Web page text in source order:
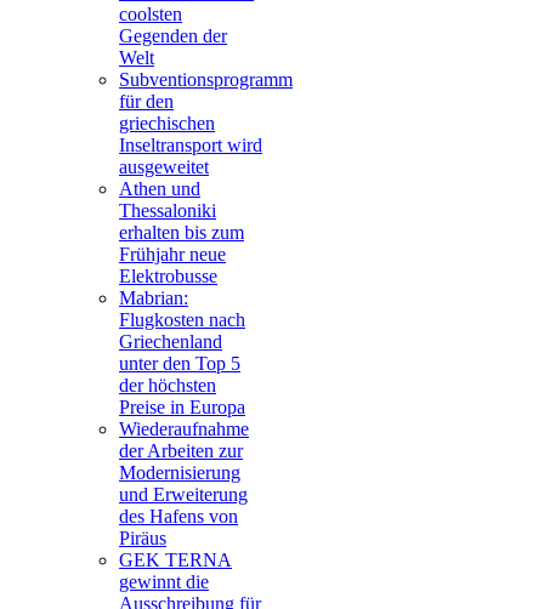
coolsten
Gegenden der
Welt
Subventionsprogramm
für den
griechischen
Inseltransport wird
ausgeweitet
Athen und
Thessaloniki
erhalten bis zum
Frühjahr neue
Elektrobusse
Mabrian:
Flugkosten nach
Griechenland
unter den Top 5
der höchsten
Preise in Europa
Wiederaufnahme
der Arbeiten zur
Modernisierung
und Erweiterung
des Hafens von
Piräus
GEK TERNA
gewinnt die
Ausschreibung für